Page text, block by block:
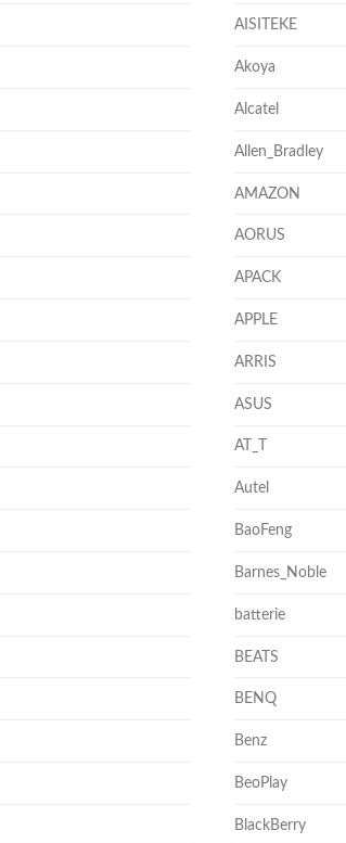
AISITEKE
Akoya
Alcatel
Allen_Bradley
AMAZON
AORUS
APACK
APPLE
ARRIS
ASUS
AT_T
Autel
BaoFeng
Barnes_Noble
batterie
BEATS
BENQ
Benz
BeoPlay
BlackBerry